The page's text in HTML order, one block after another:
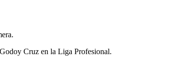
Cruz en la Liga Profesional.